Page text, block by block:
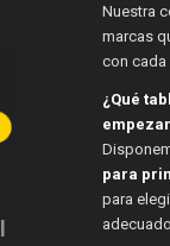
Nuestra
marcas
con cada
¿Qué
para
para